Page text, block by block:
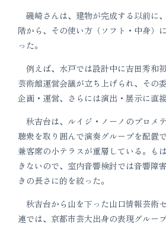
磯崎さんは、建物が完成する以前に
階から、その使い方（ソフト・中身）
った。
例えば、水戸では設計中に吉田秀和
芸術館運営会議が立ち上げられ、その
企画・運営、さらには演出・展示に直
秋吉台は、ルイジ・ノーノのプロメ
聴衆を取り囲んで演奏グループを配置
兼客席の小テラスが重層している。も
きないので、室内音響検討では音響障
きの長さに的を絞った。
秋吉台から山を下った山口情報芸術
連では、京都市芸大出身の表現グルー